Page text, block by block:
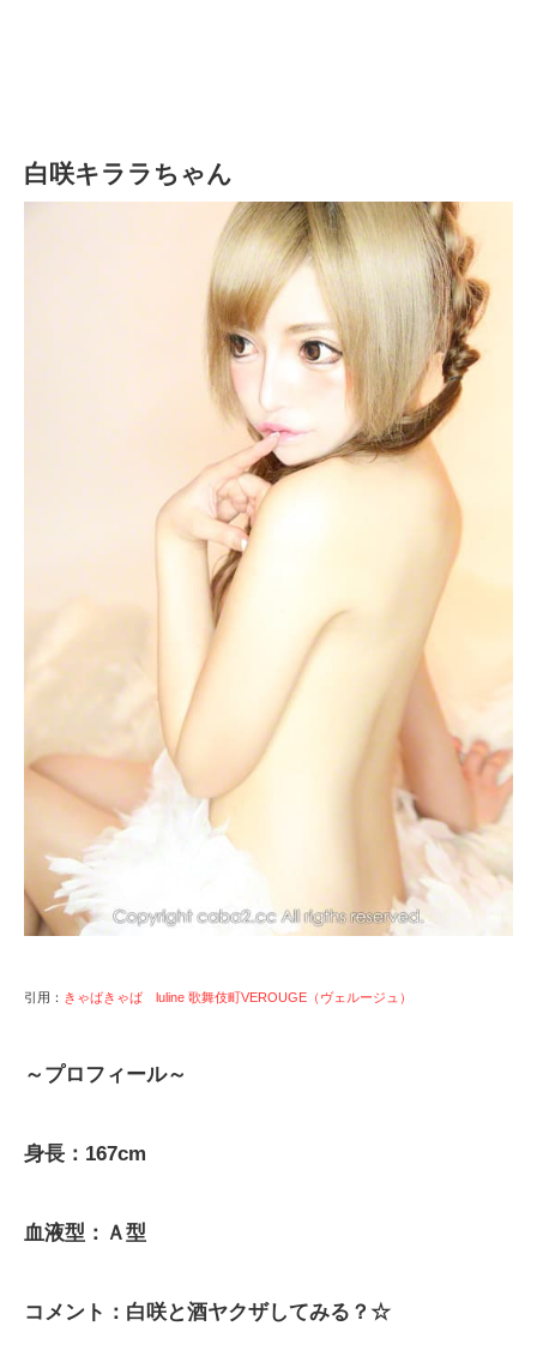
白咲キララちゃん
引用： きゃばきゃば luline 歌舞伎町VEROUGE（ヴェルージュ）
～プロフィール～
身長：167cm
血液型：Ａ型
コメント：白咲と酒ヤクザしてみる？☆